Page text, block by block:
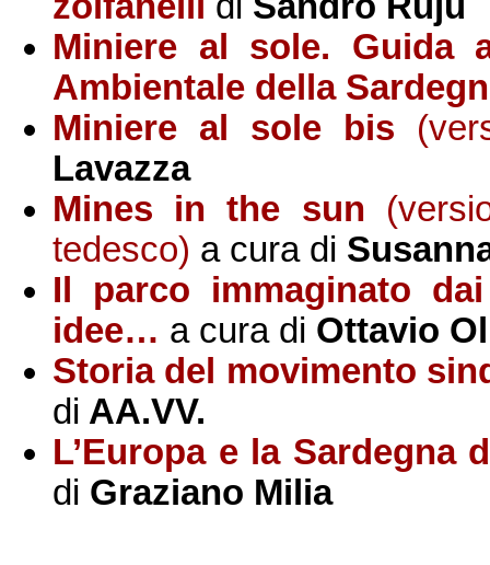
Miniere al sole. Guida
Ambientale della
Miniere al sole bis
Lavazza
Mines in the sun
tedesco) a cura di
Il parco immaginato
idee… a cura di Ottavio
Storia del movimento
di AA.VV.
L’Europa e la Sardegna
di Graziano Milia